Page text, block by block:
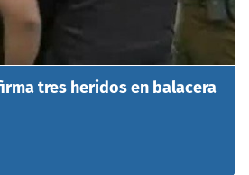
tres heridos en balacera